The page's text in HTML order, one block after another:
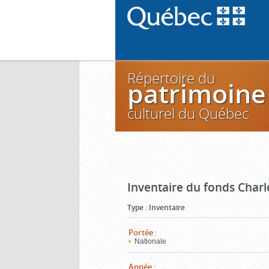
Répertoire du
patrimoine
culturel du Québec
Inventaire du fonds
Type : Inventaire
Portée :
Nationale